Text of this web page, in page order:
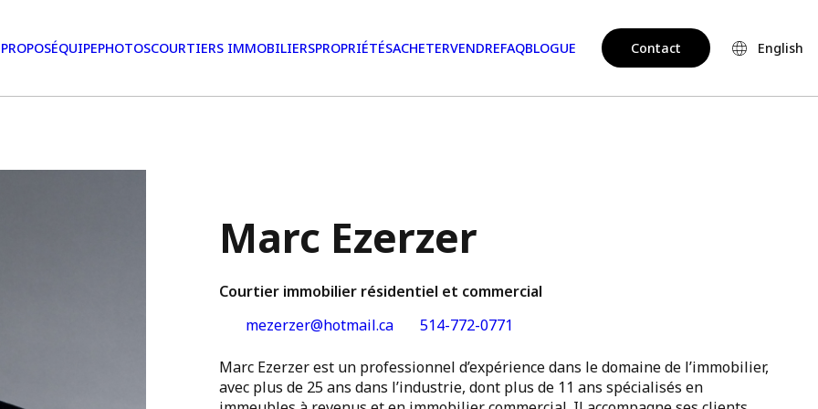
ÉQUIPEPHOTOSCOURTIERS IMMOBILIERSPROPRIÉTÉSACHETERVENDREFAQBLOGUE Contact English
Marc Ezerzer
Courtier immobilier résidentiel et commercial
mezerzer@hotmail.ca
514-772-0771
Marc Ezerzer est un professionnel d’expérience dans le domaine de l’immobilier,
avec plus de 25 ans dans l’industrie, dont plus de 11 ans spécialisés en